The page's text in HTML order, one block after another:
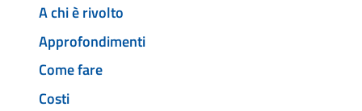
A chi è rivolto
Approfondimenti
Come fare
Costi